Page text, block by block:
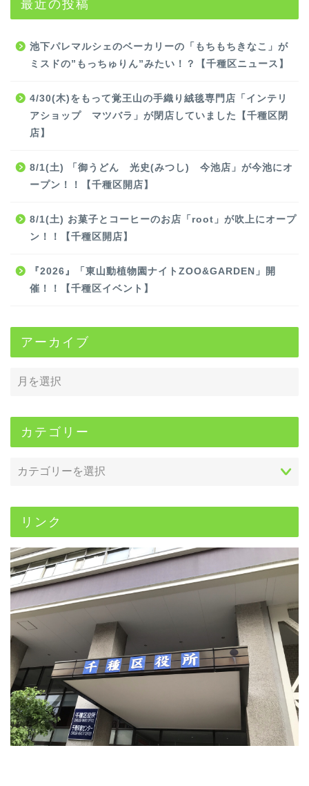
最近の投稿
池下パレマルシェのベーカリーの「もちもちきなこ」が
ミスドの”もっちゅりん”みたい！？【千種区ニュース】
4/30(木)をもって覚王山の手織り絨毯専門店「インテリ
アショップ マツバラ」が閉店していました【千種区閉
店】
8/1(土) 「御うどん 光史(みつし) 今池店」が今池にオ
ープン！！【千種区開店】
8/1(土) お菓子とコーヒーのお店「root」が吹上にオープ
ン！！【千種区開店】
『2026』「東山動植物園ナイトZOO&GARDEN」開
催！！【千種区イベント】
アーカイブ
カテゴリー
リンク